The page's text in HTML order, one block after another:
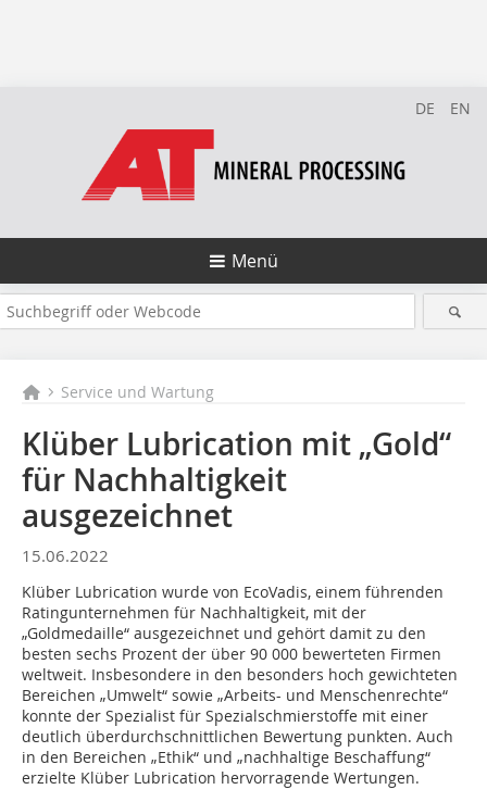
DE EN
Menü
Service und Wartung
Klüber Lubrication mit „Gold“
für Nachhaltigkeit
ausgezeichnet
15.06.2022
Klüber Lubrication wurde von EcoVadis, einem führenden
Ratingunternehmen für Nachhaltigkeit, mit der
„Goldmedaille“ ausgezeichnet und gehört damit zu den
besten sechs Prozent der über 90 000 bewerteten Firmen
weltweit. Insbesondere in den besonders hoch gewichteten
Bereichen „Umwelt“ sowie „Arbeits- und Menschenrechte“
konnte der Spezialist für Spezialschmierstoffe mit einer
deutlich überdurchschnittlichen Bewertung punkten. Auch
in den Bereichen „Ethik“ und „nachhaltige Beschaffung“
erzielte Klüber Lubrication hervorragende Wertungen.